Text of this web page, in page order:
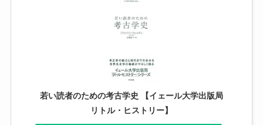
若い読者のための考古学史 【イェール大学出版局
リトル・ヒストリー】